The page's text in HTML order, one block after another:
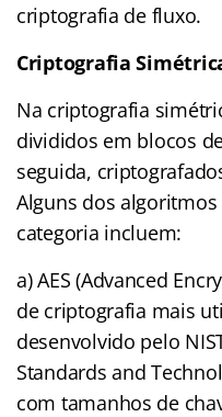
criptografia de fluxo.
Criptografia
Na criptografia
divididos em blocos
seguida,
Alguns dos
categoria incluem:
a) AES (Advanced
de criptografia mais
desenvolvido pelo
Standards and
com tamanhos de